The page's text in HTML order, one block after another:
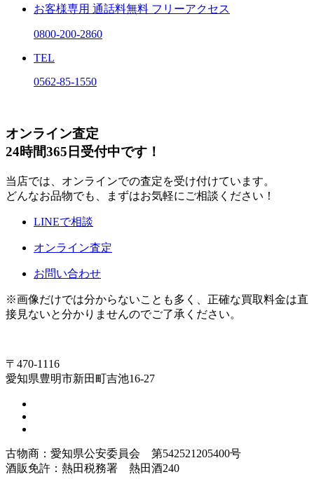
お客様専用 通話料無料 フリーアクセス
0800-200-2860
TEL
0562-85-1550
オンライン査定
24時間365日受付中です！
当店では、オンラインでの査定を受け付けています。
どんなお品物でも、まずはお気軽にご相談ください！
LINEで相談
オンライン査定
お問い合わせ
※画像だけでは分からないことも多く、正確な買取料金は直
接見ないと分かりませんのでご了承ください。
〒470-1116
愛知県豊明市新田町吉池16-27
古物商：愛知県公安委員会 第542521205400号
酒販免許：熱田税務署 熱田酒240